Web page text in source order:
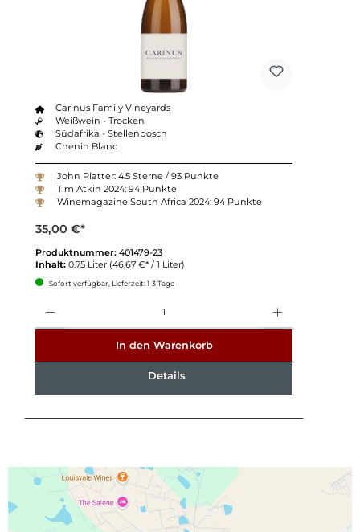
Carinus Family Vineyards
Weißwein - Trocken
Südafrika - Stellenbosch
Chenin Blanc
John Platter: 4.5 Sterne / 93 Punkte
Tim Atkin 2024: 94 Punkte
Winemagazine South Africa 2024: 94 Punkte
35,00 €*
Produktnummer: 401479-23
Inhalt: 0.75 Liter (46,67 €* / 1 Liter)
Sofort verfügbar, Lieferzeit: 1-3 Tage
In den Warenkorb
Details